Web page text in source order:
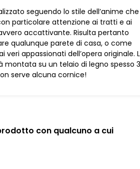
seguendo lo stile dell’anime che
particolare attenzione ai tratti e ai
accattivante. Risulta pertanto
qualunque parete di casa, o come
veri appassionati dell’opera originale.
montata su un telaio di legno spesso 3
serve alcuna cornice!
con qualcuno a cui